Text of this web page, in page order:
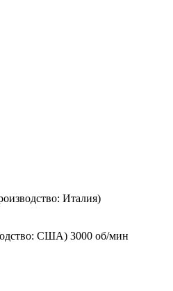
Италия)
США) 3000 об/мин